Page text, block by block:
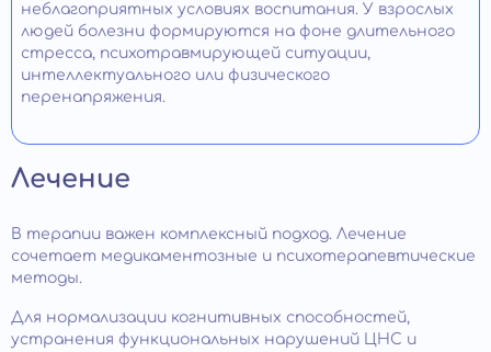
неблагоприятных условиях воспитания. У взрослых
людей болезни формируются на фоне длительного
стресса, психотравмирующей ситуации,
интеллектуального или физического
перенапряжения.
Лечение
В терапии важен комплексный подход. Лечение
сочетает медикаментозные и психотерапевтические
методы.
Для нормализации когнитивных способностей,
устранения функциональных нарушений ЦНС и